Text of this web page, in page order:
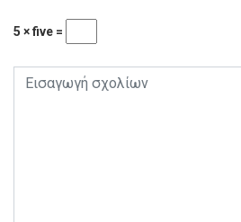
5 × five =